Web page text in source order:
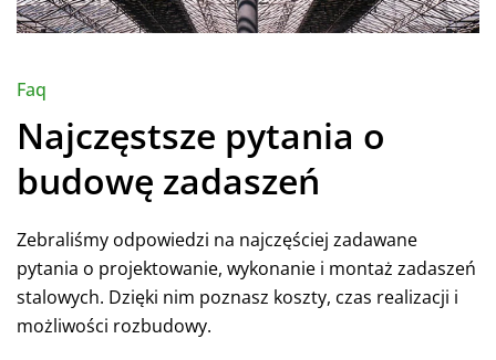
Faq
Najczęstsze pytania o
budowę zadaszeń
Zebraliśmy odpowiedzi na najczęściej zadawane
pytania o projektowanie, wykonanie i montaż zadaszeń
stalowych. Dzięki nim poznasz koszty, czas realizacji i
możliwości rozbudowy.